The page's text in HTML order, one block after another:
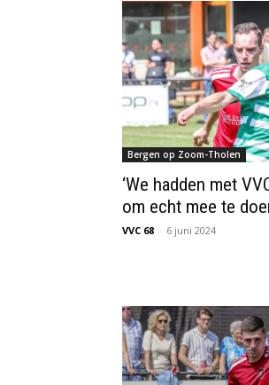
Bergen op Zoom-Tholen
‘We hadden met
om echt mee te
VVC 68 - 6 juni 2024